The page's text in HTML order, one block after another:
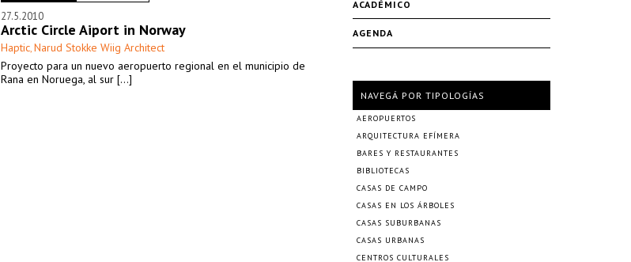
27.5.2010
Arctic Circle Aiport in Norway
Haptic, Narud Stokke Wiig Architect
Proyecto para un nuevo aeropuerto regional en el municipio de
Rana en Noruega, al sur [...]
ACADÉMICO
AGENDA
NAVEGÁ POR TIPOLOGÍAS
AEROPUERTOS
ARQUITECTURA EFÍMERA
BARES Y RESTAURANTES
BIBLIOTECAS
CASAS DE CAMPO
CASAS EN LOS ÁRBOLES
CASAS SUBURBANAS
CASAS URBANAS
CENTROS CULTURALES